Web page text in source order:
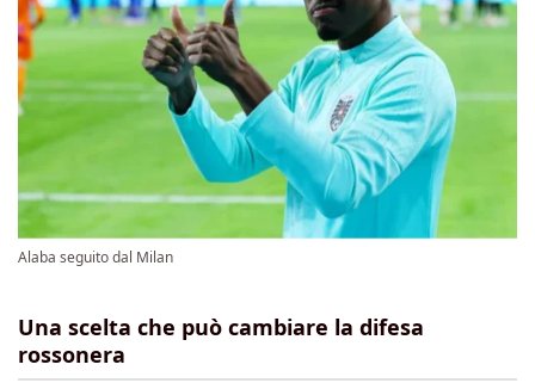
Alaba seguito dal Milan
Una scelta che può cambiare la difesa
rossonera